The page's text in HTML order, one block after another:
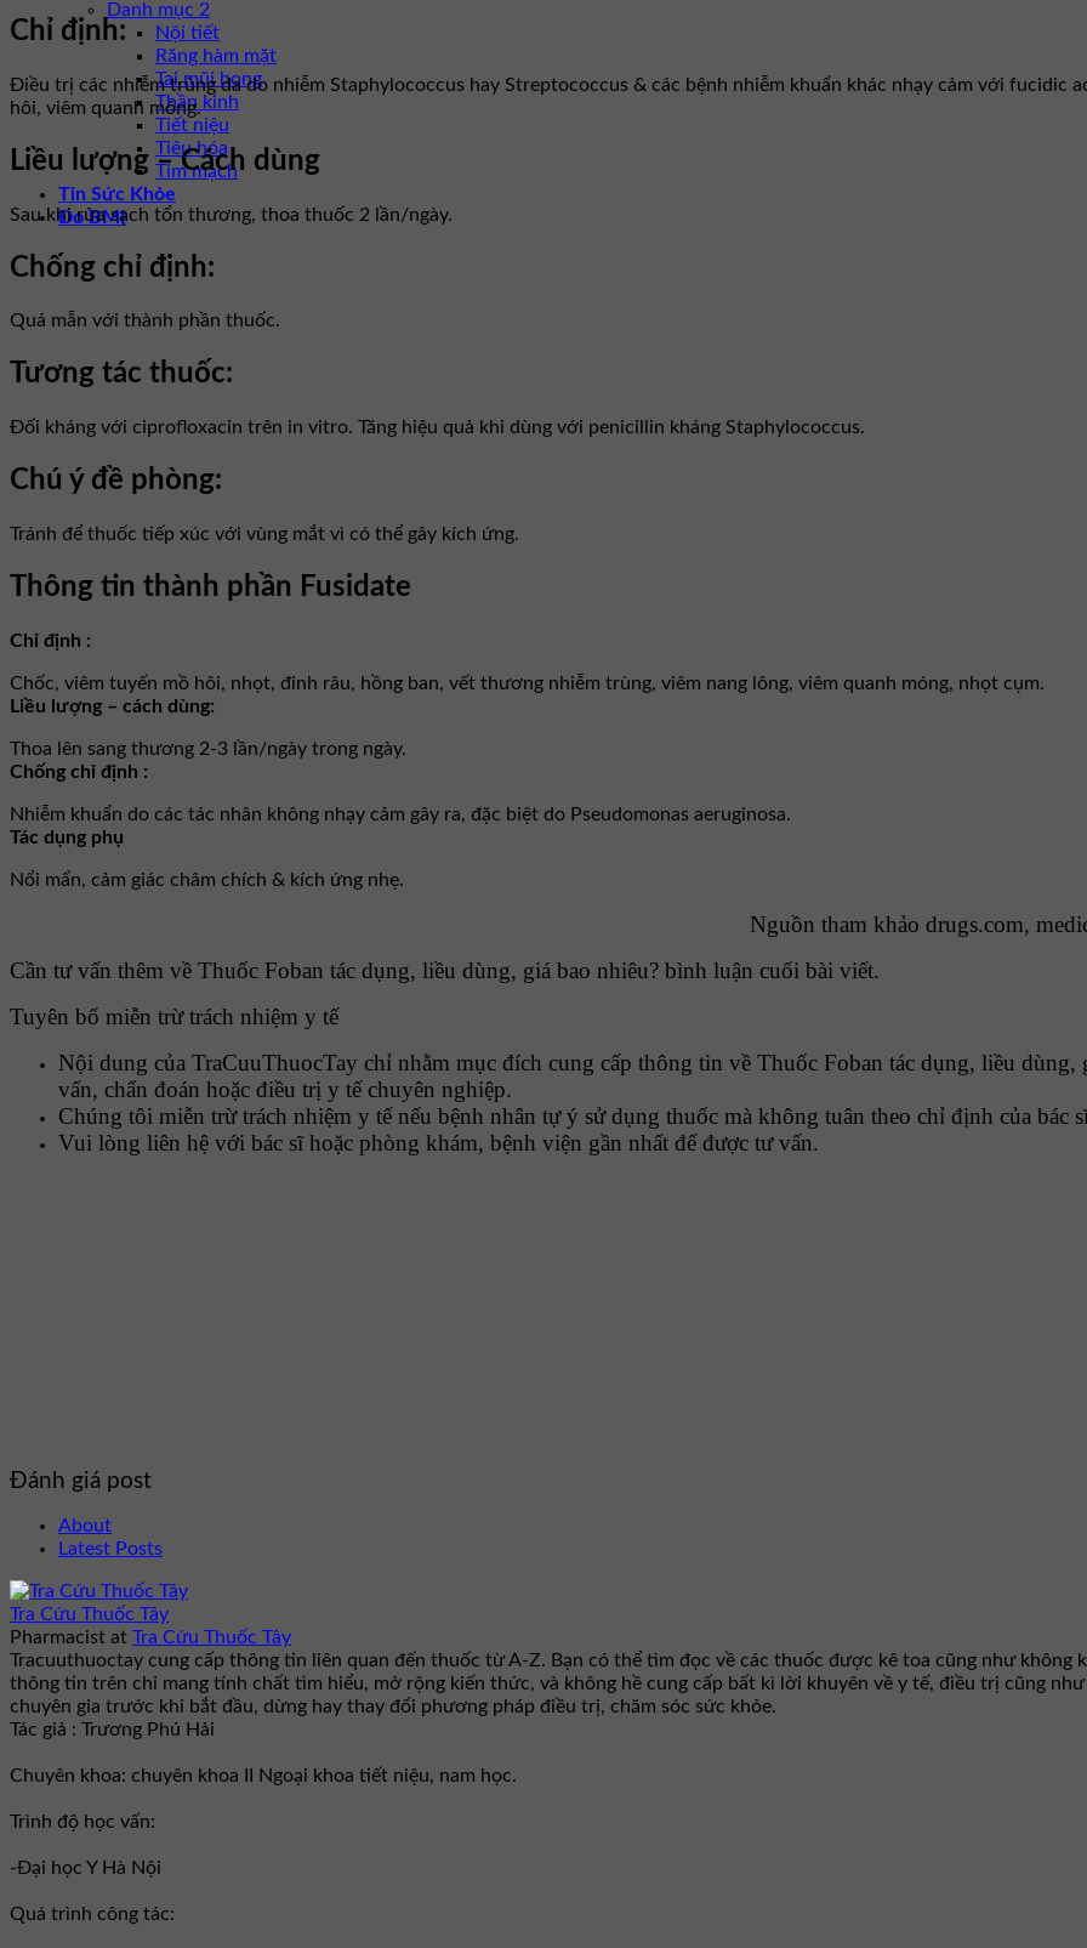
Danh mục 2
Nội tiết
Răng hàm mặt
Tai mũi họng
Thần kinh
Tiết niệu
Tiêu hóa
Tim mạch
Tin Sức Khỏe
Đo BMI
Chỉ định:
Ðiều trị các nhiễm trùng da do nhiễm Staphylococcus hay Streptococcus & các bệnh nhiễm khuẩn khác nhạy cảm với fucidic
hôi, viêm quanh móng.
Liều lượng – Cách dùng
Sau khi rửa sạch tổn thương, thoa thuốc 2 lần/ngày.
Chống chỉ định:
Quá mẫn với thành phần thuốc.
Tương tác thuốc:
Ðối kháng với ciprofloxacin trên in vitro. Tăng hiệu quả khi dùng với penicillin kháng Staphylococcus.
Chú ý đề phòng:
Tránh để thuốc tiếp xúc với vùng mắt vì có thể gây kích ứng.
Thông tin thành phần Fusidate
Chỉ định :
Chốc, viêm tuyến mồ hôi, nhọt, đinh râu, hồng ban, vết thương nhiễm trùng, viêm nang lông, viêm quanh móng, nhọt cụm.
Liều lượng – cách dùng:
Thoa lên sang thương 2-3 lần/ngày trong ngày.
Chống chỉ định :
Nhiễm khuẩn do các tác nhân không nhạy cảm gây ra, đặc biệt do Pseudomonas aeruginosa.
Tác dụng phụ
Nổi mẩn, cảm giác châm chích & kích ứng nhẹ.
Nguồn tham khảo drugs.com,
Cần tư vấn thêm về Thuốc Foban tác dụng, liều dùng, giá bao nhiêu? bình luận cuối bài viết.
Tuyên bố miễn trừ trách nhiệm y tế
Nội dung của TraCuuThuocTay chỉ nhằm mục đích cung cấp thông tin về Thuốc Foban tác dụng, liều
vấn, chẩn đoán hoặc điều trị y tế chuyên nghiệp.
Chúng tôi miễn trừ trách nhiệm y tế nếu bệnh nhân tự ý sử dụng thuốc mà không tuân theo chỉ định của bác
Vui lòng liên hệ với bác sĩ hoặc phòng khám, bệnh viện gần nhất để được tư vấn.
Đánh giá post
About
Latest Posts
Tra Cứu Thuốc Tây
Pharmacist at Tra Cứu Thuốc Tây
Tracuuthuoctay cung cấp thông tin liên quan đến thuốc từ A-Z. Bạn có thể tìm đọc về các thuốc được kê toa cũng như không
thông tin trên chỉ mang tính chất tìm hiểu, mở rộng kiến thức, và không hề cung cấp bất kì lời khuyên về y tế, điều trị cũng
chuyên gia trước khi bắt đầu, dừng hay thay đổi phương pháp điều trị, chăm sóc sức khỏe.
Tác giả : Trương Phú Hải
Chuyên khoa: chuyên khoa II Ngoại khoa tiết niệu, nam học.
Trình độ học vấn:
-Đại học Y Hà Nội
Quá trình công tác: